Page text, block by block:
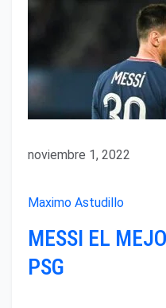
noviembre 1, 2022
Maximo Astudillo
MESSI EL
PSG